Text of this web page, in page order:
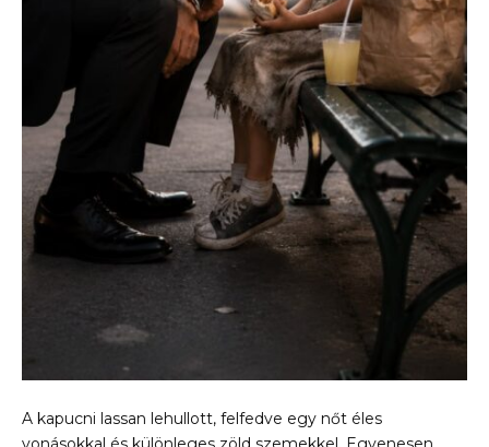
A kapucni lassan lehullott, felfedve egy nőt éles